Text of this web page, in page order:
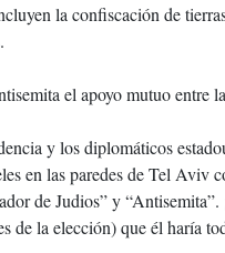
la confiscación de
el apoyo mutuo entre
y los diplomáticos
en las paredes de Tel
de Judios” y
de la elección) que él haría